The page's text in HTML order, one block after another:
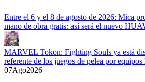
Entre el 6 y el 8 de agosto de 2026: Mica
mano de obra gratis: así será el nuevo
MARVEL Tōkon: Fighting Souls ya está
referente de los juegos de pelea por
07Ago2026